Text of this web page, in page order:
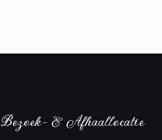
Bezoek- & Afhaallocatie